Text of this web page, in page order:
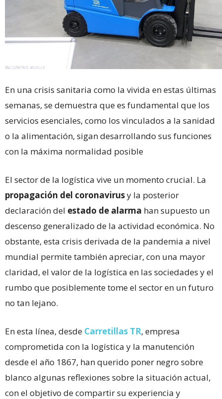
En una crisis sanitaria como la vivida en estas últimas
semanas, se demuestra que es fundamental que los
servicios esenciales, como los vinculados a la sanidad
o la alimentación, sigan desarrollando sus funciones
con la máxima normalidad posible
El sector de la logística vive un momento crucial. La
propagación del coronavirusy la posterior
declaración del estado de alarma han supuesto un
descenso generalizado de la actividad económica. No
obstante, esta crisis derivada de la pandemia a nivel
mundial permite también apreciar, con una mayor
claridad, el valor de la logística en las sociedades y el
rumbo que posiblemente tome el sector en un futuro
no tan lejano.
En esta línea, desde Carretillas TR, empresa
comprometida con la logística y la manutención
desde el año 1867, han querido poner negro sobre
blanco algunas reflexiones sobre la situación actual,
con el objetivo de compartir su experiencia y